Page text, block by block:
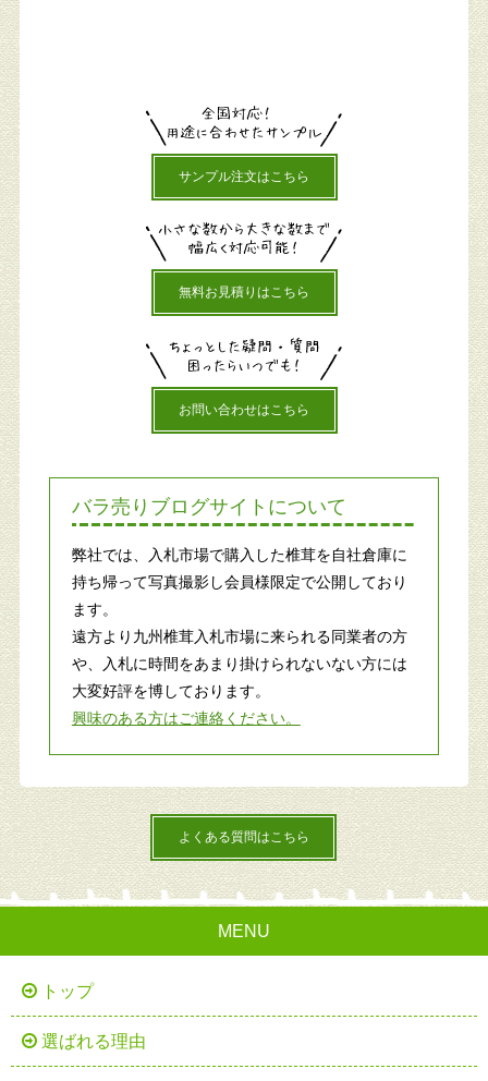
サンプル注文はこちら
無料お見積りはこちら
お問い合わせはこちら
バラ売りブログサイトについて
弊社では、入札市場で購入した椎茸を自社倉庫に
持ち帰って写真撮影し会員様限定で公開しており
ます。
遠方より九州椎茸入札市場に来られる同業者の方
や、入札に時間をあまり掛けられないない方には
大変好評を博しております。
興味のある方はご連絡ください。
よくある質問はこちら
MENU
トップ
選ばれる理由